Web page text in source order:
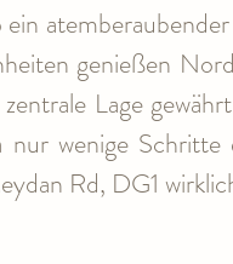
genießen
Lage
wenige
Rd, DG1